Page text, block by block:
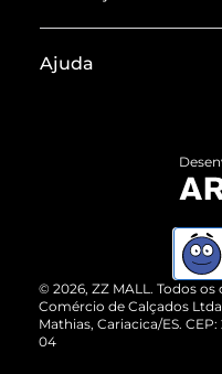
Termos de Uso
ZZ MALL é confiável
Cartão Presente
Vendas Corporativas
Ajuda
Devolução do
Compre pelo
© 2026, ZZ MALL. Todos
Comércio de Calçados
Mathias, Cariacica/ES.
04